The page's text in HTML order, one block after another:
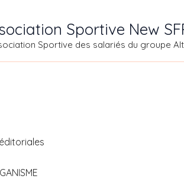
Sportive New
Sportive des salariés du groupe